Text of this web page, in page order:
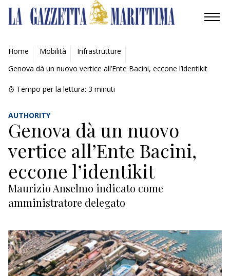
AMBIENTE
MOBILITÀ
INDUSTRIA
RICERCA
ECONOMIA
TURISMO
CULTURA
EDITORIALI
Home Mobilità
Infrastrutture
Genova dà un nuovo vertice all’Ente Bacini, eccone l’identikit
Tempo per la lettura: 3 minuti
AUTHORITY
Genova dà un nuovo
vertice all’Ente Bacini,
eccone l’identikit
Maurizio Anselmo indicato come
amministratore delegato